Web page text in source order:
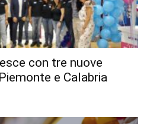
con tre nuove
e Calabria